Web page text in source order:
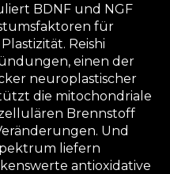
BDNF und NGF
für
Reishi
einen der
neuroplastischer
die mitochondriale
Brennstoff
Und
liefern
antioxidative